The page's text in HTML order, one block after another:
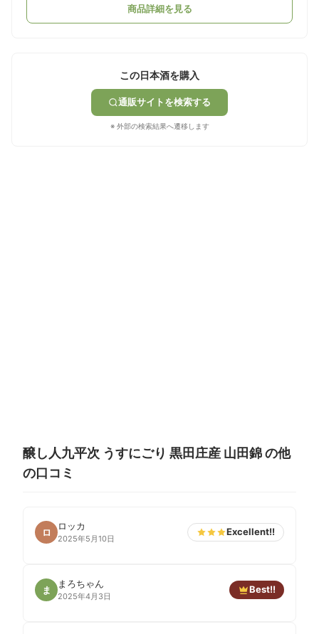
商品詳細を見る
この日本酒を購入
通販サイトを検索する
※ 外部の検索結果へ遷移します
醸し人九平次 うすにごり 黒田庄産 山田錦 の他
の口コミ
ロ
ロッカ
2025年5月10日
Excellent!!
ま
まろちゃん
2025年4月3日
Best!!